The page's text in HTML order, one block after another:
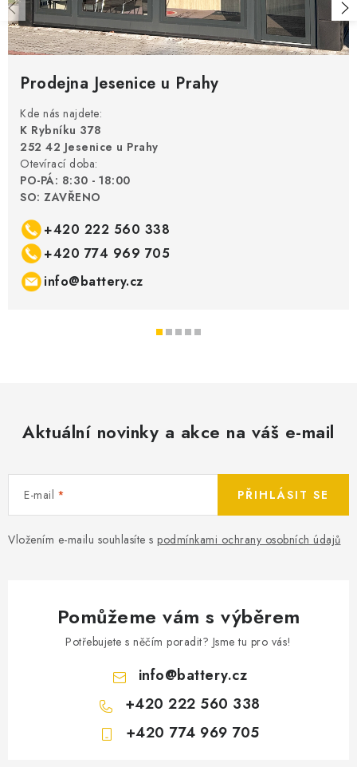
Prodejna Jesenice u Prahy
Kde nás najdete:
K Rybníku 378
252 42 Jesenice u Prahy
Otevírací doba:
PO-PÁ: 8:30 - 18:00
SO: ZAVŘENO
+420 222 560 338
+420 774 969 705
info@battery.cz
Aktuální novinky a akce na váš e-mail
E-mail
Vložením e-mailu souhlasíte s podmínkami ochrany osobních údajů
PŘIHLÁSIT SE
Pomůžeme vám s výběrem
Potřebujete s něčím poradit? Jsme tu pro vás!
info@battery.cz
+420 222 560 338
+420 774 969 705